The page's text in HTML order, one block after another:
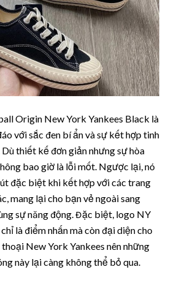
Origin New York Yankees Black là
với sắc đen bí ẩn và sự kết hợp tinh
thiết kế đơn giản nhưng sự hòa
bao giờ là lỗi mốt. Ngược lại, nó
đặc biệt khi kết hợp với các trang
mang lại cho bạn vẻ ngoài sang
sự năng động. Đặc biệt, logo NY
là điểm nhấn mà còn đại diện cho
New York Yankees nên những
này lại càng không thể bỏ qua.